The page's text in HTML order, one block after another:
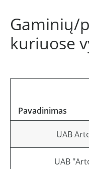
Gaminių/
kuriuose
Pavadinimas
UAB
UAB